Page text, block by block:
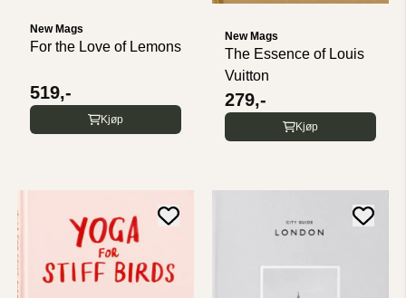
New Mags
For the Love of Lemons
519,-
Kjøp
New Mags
The Essence of Louis
Vuitton
279,-
Kjøp